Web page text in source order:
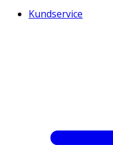
Kundservice